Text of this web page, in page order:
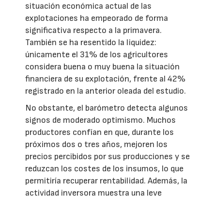
situación económica actual de las
explotaciones ha empeorado de forma
significativa respecto a la primavera.
También se ha resentido la liquidez:
únicamente el 31% de los agricultores
considera buena o muy buena la situación
financiera de su explotación, frente al 42%
registrado en la anterior oleada del estudio.
No obstante, el barómetro detecta algunos
signos de moderado optimismo. Muchos
productores confían en que, durante los
próximos dos o tres años, mejoren los
precios percibidos por sus producciones y se
reduzcan los costes de los insumos, lo que
permitiría recuperar rentabilidad. Además, la
actividad inversora muestra una leve